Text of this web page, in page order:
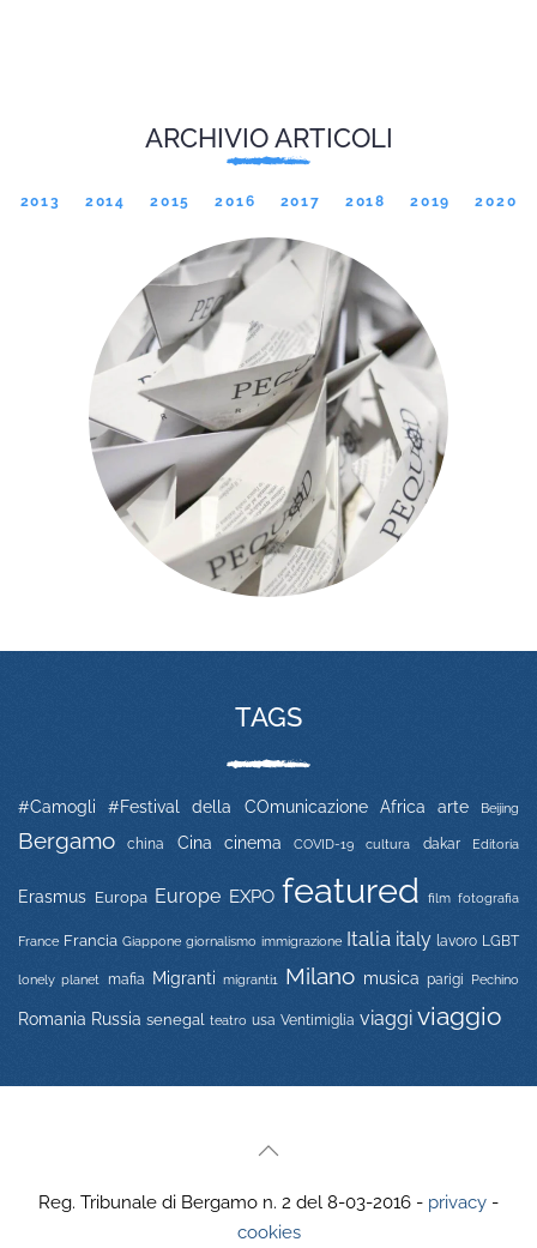
ARCHIVIO ARTICOLI
2013 2014 2015 2016 2017 2018 2019 2020
TAGS
#Camogli #Festival della COmunicazione Africa arte Beijing
Bergamo china Cina cinema COVID-19 cultura dakar Editoria
Erasmus Europa Europe EXPO featured film fotografia
France Francia Giappone giornalismo immigrazione Italia italy lavoro LGBT
lonely planet mafia Migranti migranti1 Milano musica parigi Pechino
Romania Russia senegal teatro usa Ventimiglia viaggi viaggio
Reg. Tribunale di Bergamo n. 2 del 8-03-2016 - privacy -
cookies